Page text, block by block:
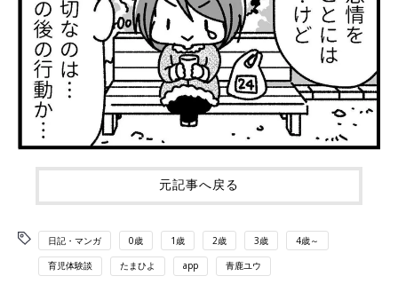
元記事へ戻る
日記・マンガ 0歳 1歳 2歳 3歳 4歳～
育児体験談 たまひよ app 青鹿ユウ